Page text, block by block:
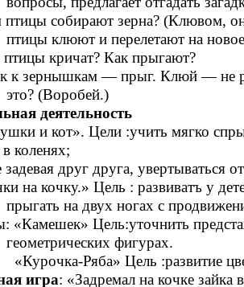
собирают зерна? (Клювом, он
птицы клюют и перелетают на
кричат? Как прыгают?
к зернышкам — прыг. Клюй — не
это? (Воробей.)
деятельность
и кот». Цели :учить мягко
коленях;
задевая друг друга, увертываться
на кочку.» Цель : развиватъ у
прыгать на двух ногах с
«Камешек» Цель:уточнить
геометрических фигурах.
Ряба» Цель :развитие
игра: «Задремал на кочке зайка